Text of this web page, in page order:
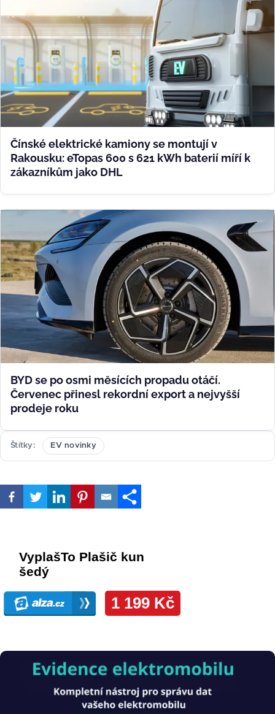
Čínské elektrické kamiony se montují v
Rakousku: eTopas 600 s 621 kWh baterií míří k
zákazníkům jako DHL
BYD se po osmi měsících propadu otáčí.
Červenec přinesl rekordní export a nejvyšší
prodeje roku
Štítky EV novinky
Obrázek